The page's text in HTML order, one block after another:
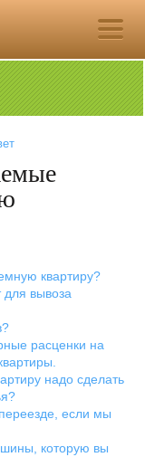
квартиру?
для вывоза
расценки на
надо сделать
если мы
которую вы